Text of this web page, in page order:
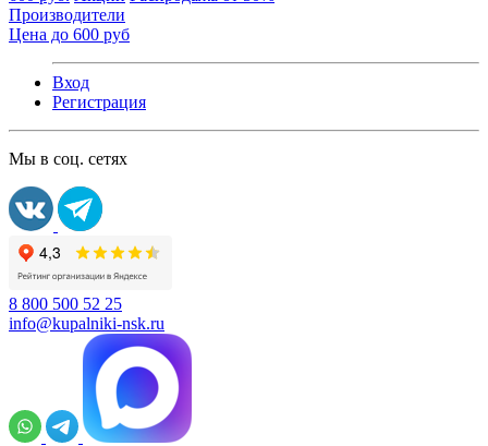
Производители
Цена до 600 руб
Вход
Регистрация
Мы в соц. сетях
8 800 500 52 25
info@kupalniki-nsk.ru